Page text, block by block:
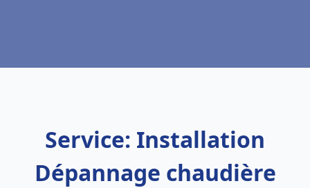
Service: Installation
Dépannage chaudière